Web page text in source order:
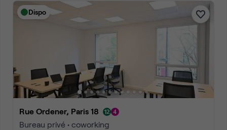
Dispo
Rue Ordener, Paris 18
Bureau privé • coworking